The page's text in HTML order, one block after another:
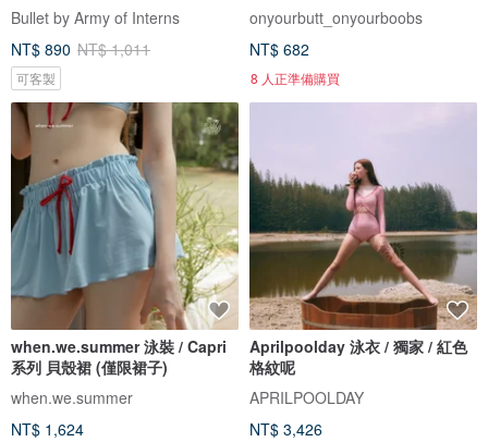
Bullet by Army of Interns
NT$ 890 NT$ 1,011
可客製
onyourbutt_onyourboobs
NT$ 682
8 人正準備購買
when.we.summer 泳裝 / Capri
系列 貝殼裙 (僅限裙子)
when.we.summer
NT$ 1,624
Aprilpoolday 泳衣 / 獨家 / 紅色
格紋呢
APRILPOOLDAY
NT$ 3,426